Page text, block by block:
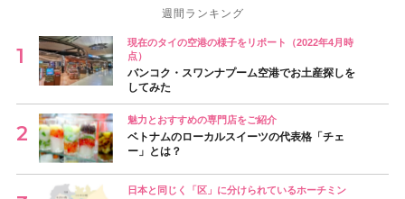
週間ランキング
現在のタイの空港の様子をリポート（2022年4月時
点）
バンコク・スワンナプーム空港でお土産探しを
してみた
魅力とおすすめの専門店をご紹介
ベトナムのローカルスイーツの代表格「チェ
ー」とは？
日本と同じく「区」に分けられているホーチミン